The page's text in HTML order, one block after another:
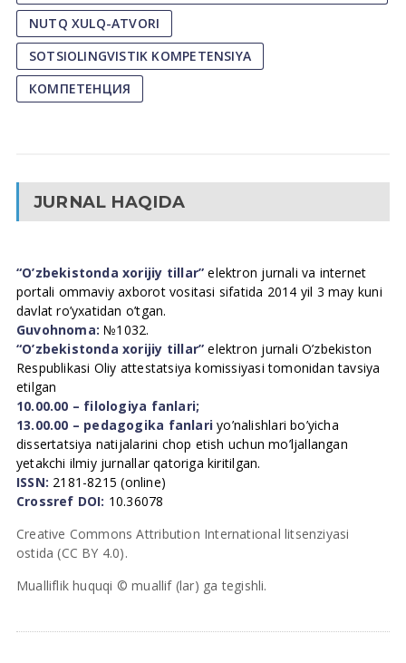
NUTQ XULQ-ATVORI
SOTSIOLINGVISTIK KOMPETENSIYA
КОМПЕТЕНЦИЯ
JURNAL HAQIDA
“O’zbekistonda xorijiy tillar” elektron jurnali va internet
portali ommaviy axborot vositasi sifatida 2014 yil 3 may kuni
davlat ro’yxatidan o’tgan.
Guvohnoma: №1032.
“O’zbekistonda xorijiy tillar” elektron jurnali O’zbekiston
Respublikasi Oliy attestatsiya komissiyasi tomonidan tavsiya
etilgan
10.00.00 – filologiya fanlari;
13.00.00 – pedagogika fanlari yo’nalishlari bo’yicha
dissertatsiya natijalarini chop etish uchun mo’ljallangan
yetakchi ilmiy jurnallar qatoriga kiritilgan.
ISSN: 2181-8215 (online)
Crossref DOI: 10.36078
Creative Commons Attribution International litsenziyasi
ostida (CC BY 4.0).
Mualliflik huquqi © muallif (lar) ga tegishli.